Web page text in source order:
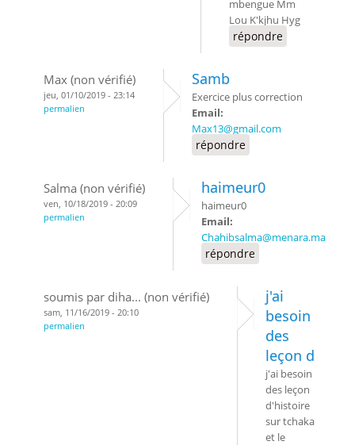
mbengue Mm
Lou K'kjhu Hyg
répondre
Max (non vérifié)
jeu, 01/10/2019 - 23:14
permalien
Samb
Exercice plus correction
Email:
Max13@gmail.com
répondre
Salma (non vérifié)
ven, 10/18/2019 - 20:09
permalien
haimeur0
haimeur0
Email:
Chahibsalma@menara.ma
répondre
soumis par diha... (non vérifié)
sam, 11/16/2019 - 20:10
permalien
j'ai
besoin
des
leçon d
j'ai besoin
des leçon
d'histoire
sur tchaka
et le